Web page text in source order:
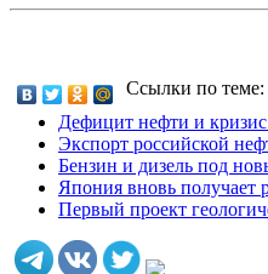
Ссылки по теме:
Дефицит нефти и
Экспорт российской
Бензин и дизель под
Япония вновь получает
Первый проект